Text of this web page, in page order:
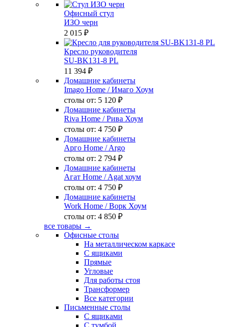
Офисный стул
ИЗО черн
2 015 ₽
Кресло руководителя
SU-BK131-8 PL
11 394 ₽
Домашние кабинеты
Imago Home / Имаго Хоум
столы от: 5 120 ₽
Домашние кабинеты
Riva Home / Рива Хоум
столы от: 4 750 ₽
Домашние кабинеты
Арго Home / Argo
столы от: 2 794 ₽
Домашние кабинеты
Агат Home / Agat хоум
столы от: 4 750 ₽
Домашние кабинеты
Work Home / Ворк Хоум
столы от: 4 850 ₽
все товары →
Офисные столы
На металлическом каркасе
С ящиками
Прямые
Угловые
Для работы стоя
Трансформер
Все категории
Письменные столы
С ящиками
С тумбой